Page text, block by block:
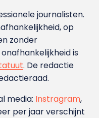
journalisten.
op
zonder
is
. De redactie
media: Instragram,
per jaar verschijnt